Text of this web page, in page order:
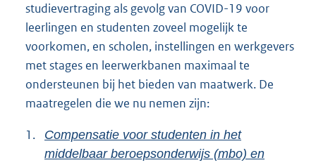
studievertraging als gevolg van COVID-19 voor
leerlingen en studenten zoveel mogelijk te
voorkomen, en scholen, instellingen en werkgevers
met stages en leerwerkbanen maximaal te
ondersteunen bij het bieden van maatwerk. De
maatregelen die we nu nemen zijn:
1.
Compensatie voor studenten in het
middelbaar beroepsonderwijs (mbo) en